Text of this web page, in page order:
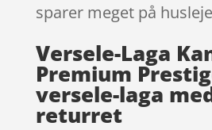
sparer meget på
Versele-Laga
Premium
versele-laga
returret